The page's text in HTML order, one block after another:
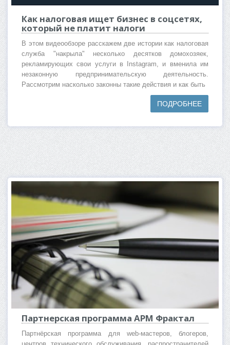
Как налоговая ищет бизнес в соцсетях,
который не платит налоги
В этом видеообзоре расскажем две истории как налоговая
служба "накрыла" несколько десятков домохозяек,
рекламирующих свои услуги в Instagram, и вменила им
незаконную предпринимательскую деятельность.
Рассмотрим насколько законны такие действия и как быть
ПОДРОБНЕЕ
Партнерская программа АРМ Фрактал
Партнёрская программа для web-мастеров, блогеров,